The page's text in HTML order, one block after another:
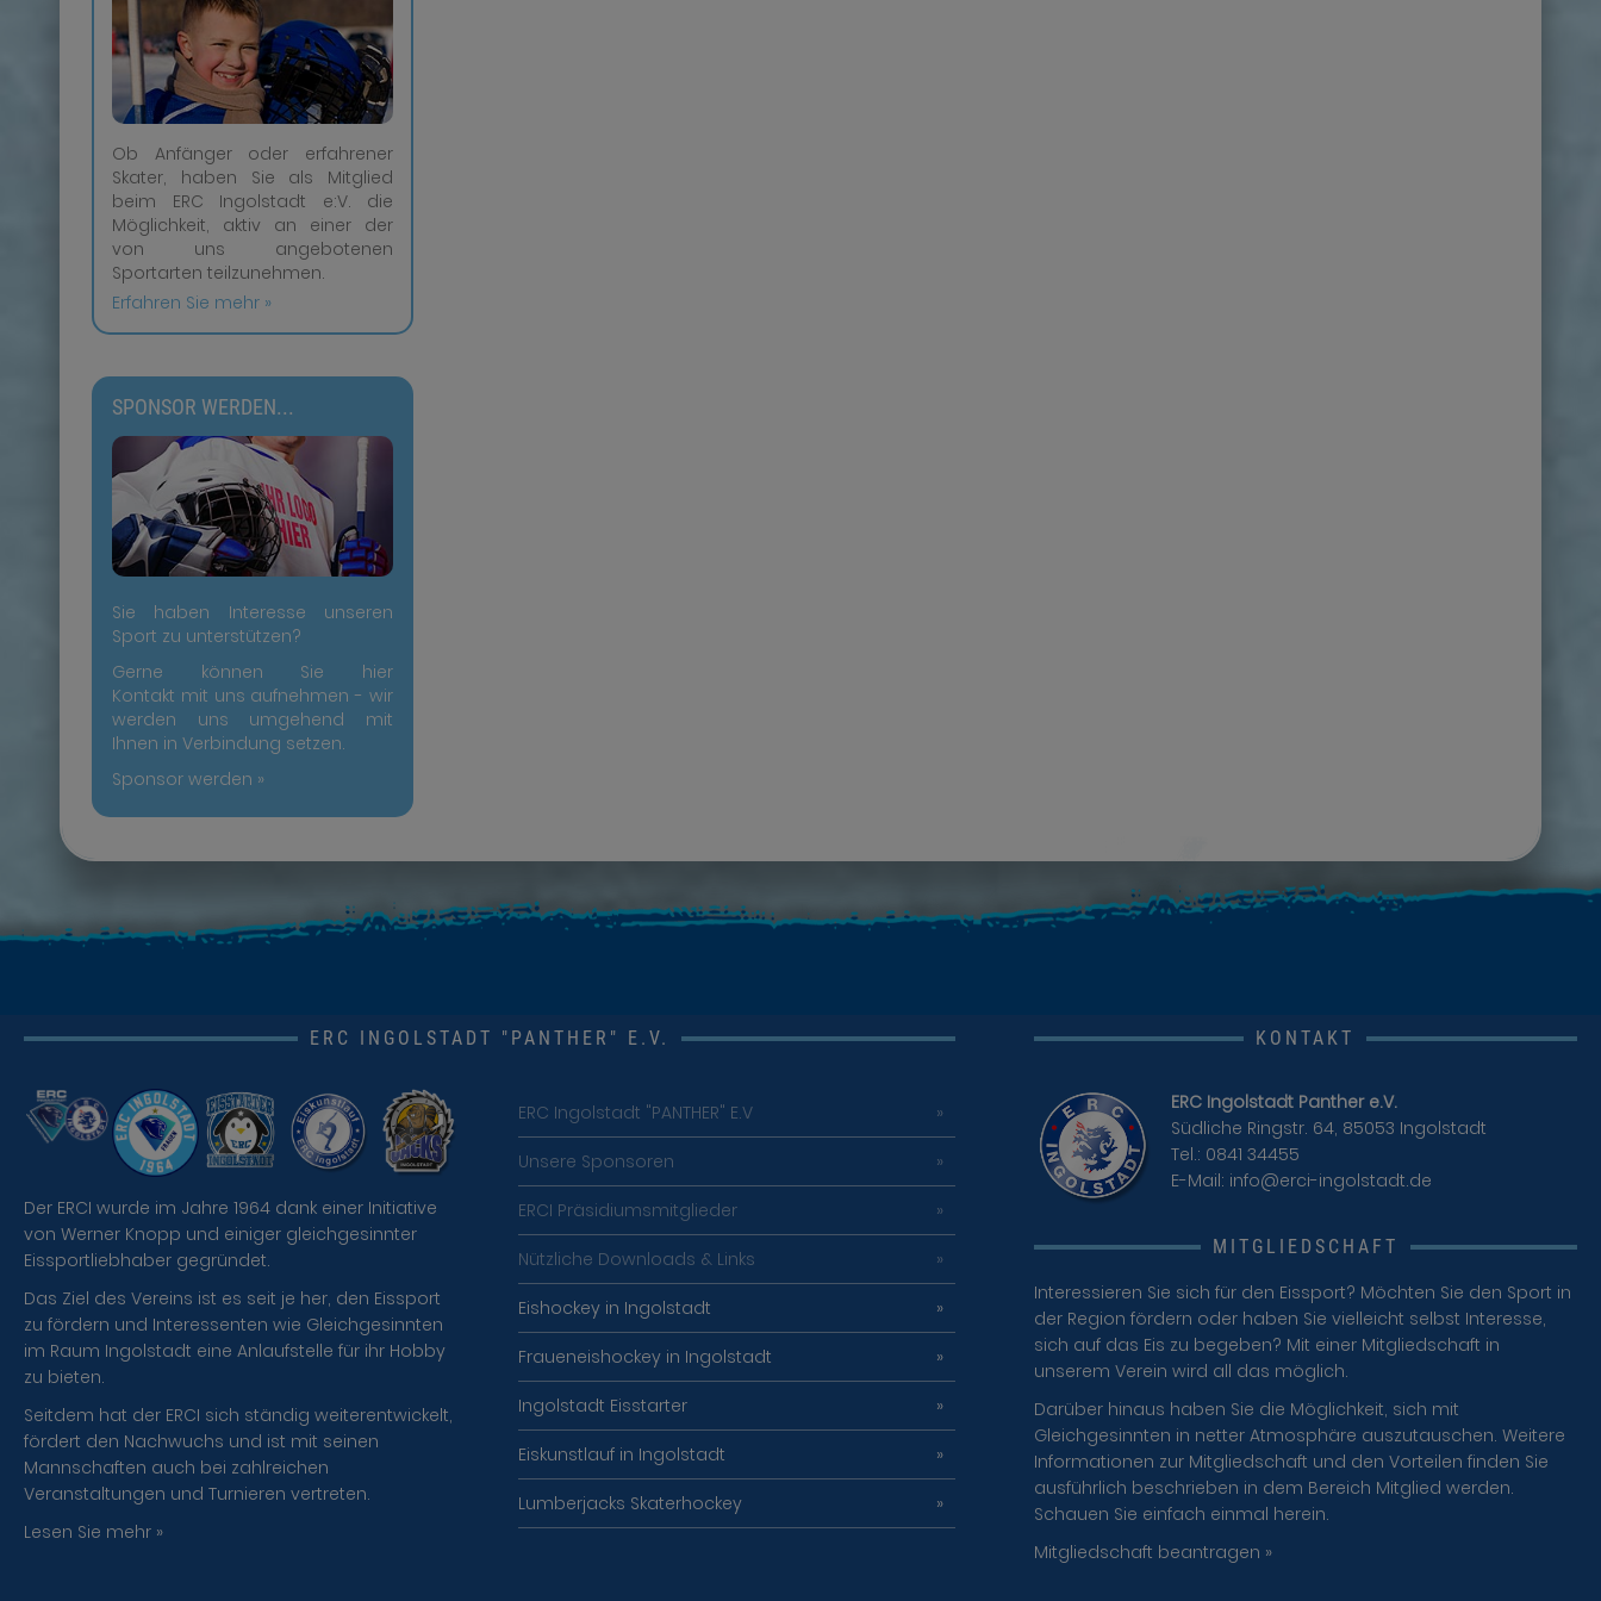
Ob Anfänger oder erfahrener
Skater, haben Sie als Mitglied
beim ERC Ingolstadt e:V. die
Möglichkeit, aktiv an einer der
von uns angebotenen
Sportarten teilzunehmen.
Erfahren Sie mehr »
SPONSOR WERDEN...
Sie haben Interesse unseren
Sport zu unterstützen?
Gerne können Sie hier
Kontakt mit uns aufnehmen - wir
werden uns umgehend mit
Ihnen in Verbindung setzen.
Sponsor werden »
ERC INGOLSTADT "PANTHER" E.V.
Der ERCI wurde im Jahre 1964 dank einer Initiative
von Werner Knopp und einiger gleichgesinnter
Eissportliebhaber gegründet.
Das Ziel des Vereins ist es seit je her, den Eissport
zu fördern und Interessenten wie Gleichgesinnten
im Raum Ingolstadt eine Anlaufstelle für ihr Hobby
zu bieten.
Seitdem hat der ERCI sich ständig weiterentwickelt,
fördert den Nachwuchs und ist mit seinen
Mannschaften auch bei zahlreichen
Veranstaltungen und Turnieren vertreten.
Lesen Sie mehr »
ERC Ingolstadt "PANTHER" E.V
Unsere Sponsoren
ERCI Präsidiumsmitglieder
Nützliche Downloads & Links
Eishockey in Ingolstadt
Fraueneishockey in Ingolstadt
Ingolstadt Eisstarter
Eiskunstlauf in Ingolstadt
Lumberjacks Skaterhockey
KONTAKT
ERC Ingolstadt Panther e.V.
Südliche Ringstr. 64, 85053 Ingolstadt
Tel.: 0841 34455
E-Mail: info@erci-ingolstadt.de
MITGLIEDSCHAFT
Interessieren Sie sich für den Eissport? Möchten Sie den Sport in
der Region fördern oder haben Sie vielleicht selbst Interesse,
sich auf das Eis zu begeben? Mit einer Mitgliedschaft in
unserem Verein wird all das möglich.
Darüber hinaus haben Sie die Möglichkeit, sich mit
Gleichgesinnten in netter Atmosphäre auszutauschen. Weitere
Informationen zur Mitgliedschaft und den Vorteilen finden Sie
ausführlich beschrieben in dem Bereich Mitglied werden.
Schauen Sie einfach einmal herein.
Mitgliedschaft beantragen »